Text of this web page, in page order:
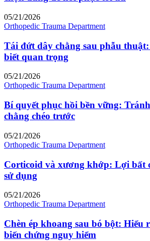
05/21/2026
Orthopedic Trauma Department
Tái đứt dây chằng sau phẫu
biết quan trọng
05/21/2026
Orthopedic Trauma Department
Bí quyết phục hồi bền vững:
chằng chéo trước
05/21/2026
Orthopedic Trauma Department
Corticoid và xương khớp: Lợi bất
sử dụng
05/21/2026
Orthopedic Trauma Department
Chèn ép khoang sau bó bột: Hiểu
biến chứng nguy hiểm